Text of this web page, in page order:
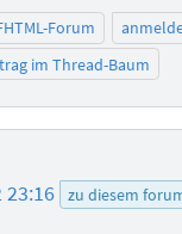
Forum
im Thread-Baum
23:16 zu diesem